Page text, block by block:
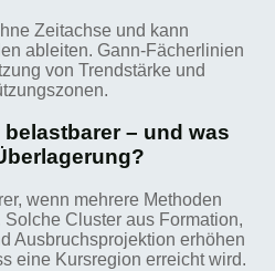
Zeitachse und kann
ableiten. Gann-Fächerlinien
von Trendstärke und
– und was
wenn mehrere Methoden
Cluster aus Formation,
Ausbruchsprojektion erhöhen
eine Kursregion erreicht wird.